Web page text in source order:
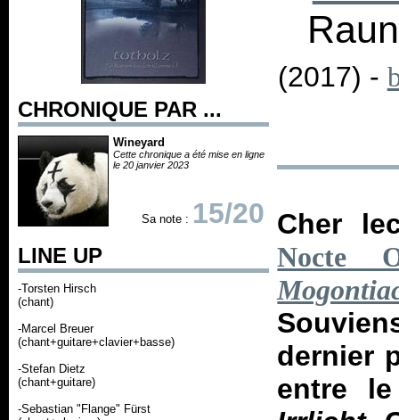
CHRONIQUE PAR ...
Wineyard
Cette chronique a été mise en ligne
le 20 janvier 2023
Sa note : 15/20
LINE UP
-Torsten Hirsch
(chant)
-Marcel Breuer
(chant+guitare+clavier+basse)
-Stefan Dietz
(chant+guitare)
-Sebastian "Flange" Fürst
(2017) -
Cher
Nocte
dernier
entre